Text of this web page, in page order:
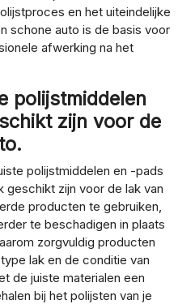
en het uiteindelijke
schone auto is de basis voor
afwerking na het
polijstmiddelen
zijn voor de
polijstmiddelen en -pads
zijn voor de lak van
producten te gebruiken,
te beschadigen in plaats
zorgvuldig producten
lak en de conditie van
de juiste materialen een
bij het polijsten van je